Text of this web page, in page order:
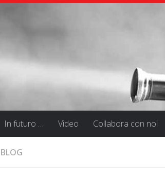
In futuro … Video Collabora con noi
BLOG